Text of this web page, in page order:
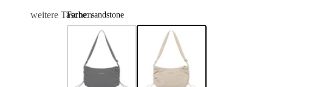
weitere TaschenFarbe: sandstone